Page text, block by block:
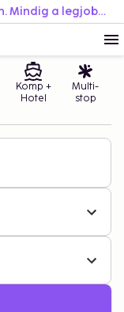
Foglalj könnyedén. Utazz rugalmasan. Mindig a legjobb áron.
Komp +
Hotel
Multi-
stop